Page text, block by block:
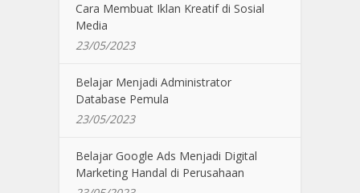
Cara Membuat Iklan Kreatif di Sosial
Media
23/05/2023
Belajar Menjadi Administrator
Database Pemula
23/05/2023
Belajar Google Ads Menjadi Digital
Marketing Handal di Perusahaan